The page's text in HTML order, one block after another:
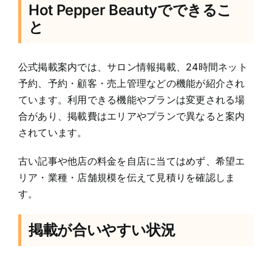
Hot Pepper Beautyでできるこ
と
公式掲載案内では、サロン情報掲載、24時間ネット
予約、予約・顧客・売上管理などの機能が紹介され
ています。利用できる機能やプランは変更される場
合があり、掲載費はエリアやプランで異なると案内
されています。
古い記事や他店の料金を自店に当てはめず、希望エ
リア・業種・店舗規模を伝えて見積りを確認しま
す。
掲載が合いやすい状況